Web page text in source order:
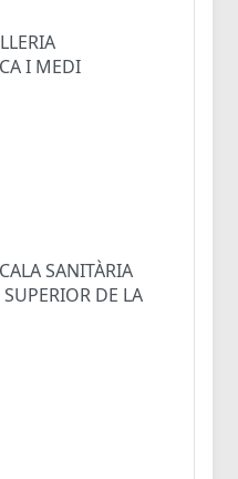
I MEDI
SANITÀRIA
DE LA